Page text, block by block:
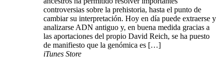
controversias sobre la prehistoria, hasta el punto de
cambiar su interpretación. Hoy en día puede extraerse y
analizarse ADN antiguo y, en buena medida gracias a
las aportaciones del propio David Reich, se ha puesto
de manifiesto que la genómica es […]
iTunes Store